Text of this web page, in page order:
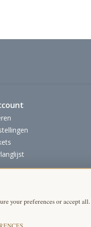
your preferences or accept all.